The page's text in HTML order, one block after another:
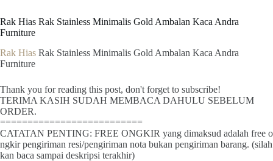
Rak Hias Rak Stainless Minimalis Gold Ambalan Kaca Andra
Furniture
Rak Hias Rak Stainless Minimalis Gold Ambalan Kaca Andra
Furniture
Thank you for reading this post, don't forget to subscribe!
TERIMA KASIH SUDAH MEMBACA DAHULU SEBELUM
ORDER.
==========================
CATATAN PENTING: FREE ONGKIR yang dimaksud adalah free o
ngkir pengiriman resi/pengiriman nota bukan pengiriman barang. (silah
kan baca sampai deskripsi terakhir)